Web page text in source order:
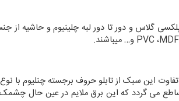
گلاس و دور تا دور لبه چلینیوم و حاشیه از
MDF،PVC و… میباشند.
این سبک از تابلو حروف برجسته چنلیوم با
می گردد که این برق ملایم در عین حال